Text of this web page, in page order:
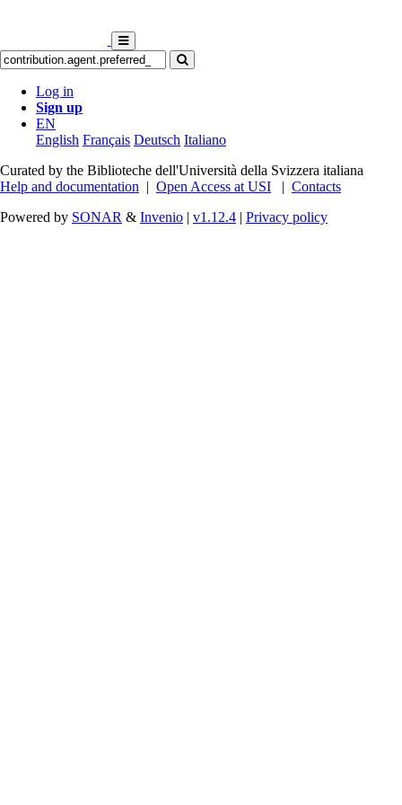
Log in
Sign up
EN
English Français Deutsch Italiano
Curated by the Biblioteche dell'Università della Svizzera italiana
Help and documentation | Open Access at USI | Contacts
Powered by SONAR & Invenio | v1.12.4 | Privacy policy